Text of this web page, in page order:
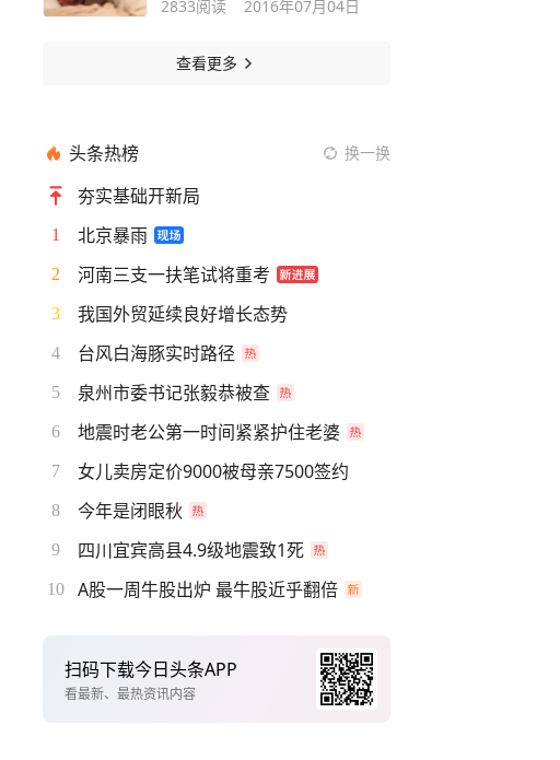
2833阅读 2016年07月04日
查看更多
头条热榜 换一换
夯实基础开新局
1 北京暴雨
2 河南三支一扶笔试将重考
3 我国外贸延续良好增长态势
4 台风白海豚实时路径
5 泉州市委书记张毅恭被查
6 地震时老公第一时间紧紧护住老婆
7 女儿卖房定价9000被母亲7500签约
8 今年是闭眼秋
9 四川宜宾高县4.9级地震致1死
10 A股一周牛股出炉 最牛股近乎翻倍
扫码下载今日头条APP
看最新、最热资讯内容